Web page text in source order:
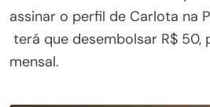
assinar o perfil de Carlota na
terá que desembolsar R$ 50,
mensal.